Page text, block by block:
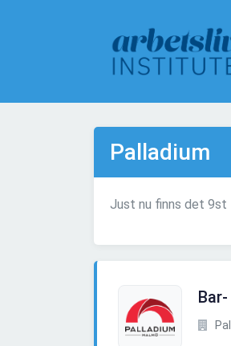
Palladium
Just nu finns det 9st